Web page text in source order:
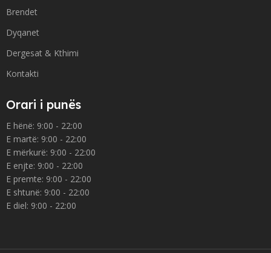
Brendet
Dyqanet
Dergesat & Kthimi
Kontakti
Orari i punës
E hënë: 9:00 - 22:00
E martë: 9:00 - 22:00
E mërkurë: 9:00 - 22:00
E enjte: 9:00 - 22:00
E premte: 9:00 - 22:00
E shtunë: 9:00 - 22:00
E diel: 9:00 - 22:00